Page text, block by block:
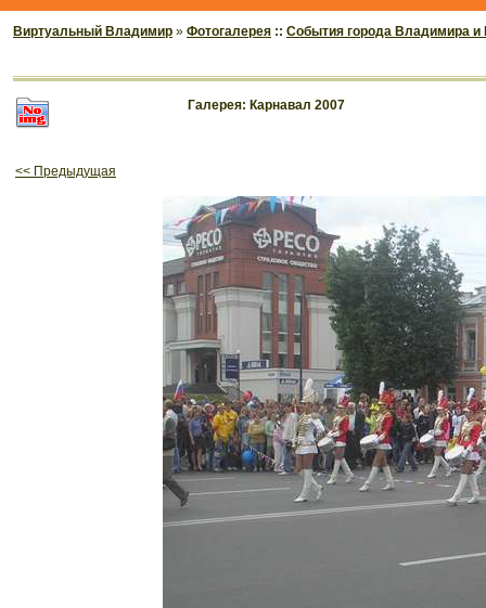
Виртуальный Владимир » Фотогалерея :: События города Владимира и
Галерея: Карнавал 2007
<< Предыдущая